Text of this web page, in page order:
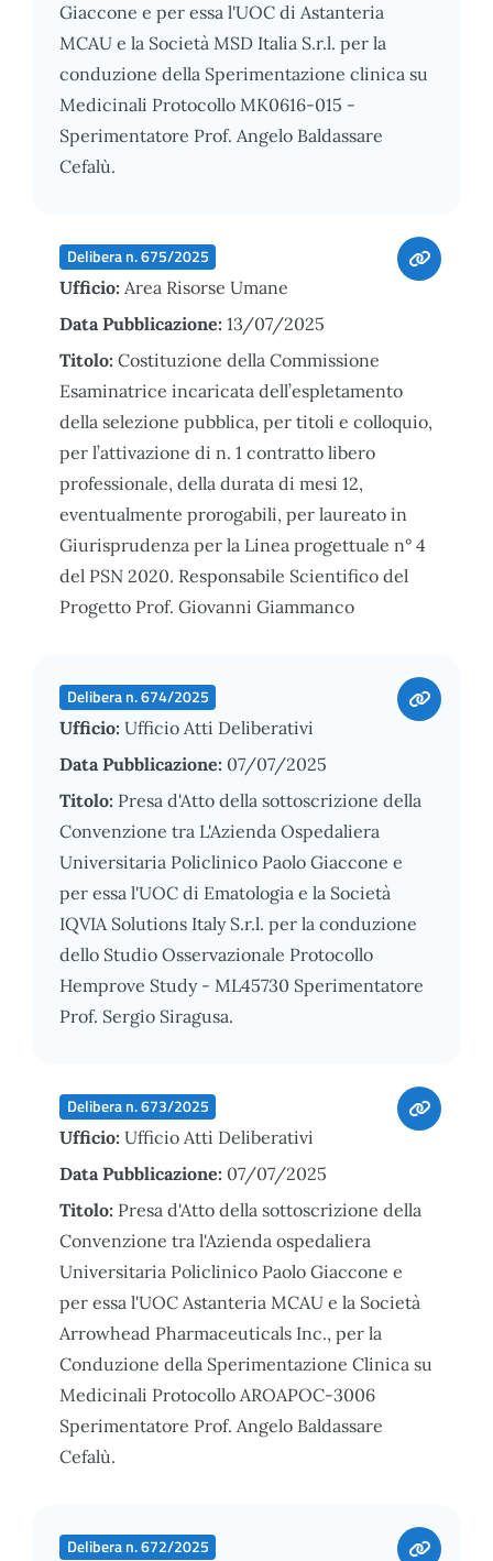
Giaccone e per essa l'UOC di Astanteria
MCAU e la Società MSD Italia S.r.l. per la
conduzione della Sperimentazione clinica su
Medicinali Protocollo MK0616-015 -
Sperimentatore Prof. Angelo Baldassare
Cefalù.
Delibera n. 675/2025
Ufficio: Area Risorse Umane
Data Pubblicazione: 13/07/2025
Titolo: Costituzione della Commissione
Esaminatrice incaricata dell’espletamento
della selezione pubblica, per titoli e colloquio,
per l’attivazione di n. 1 contratto libero
professionale, della durata di mesi 12,
eventualmente prorogabili, per laureato in
Giurisprudenza per la Linea progettuale n° 4
del PSN 2020. Responsabile Scientifico del
Progetto Prof. Giovanni Giammanco
Delibera n. 674/2025
Ufficio: Ufficio Atti Deliberativi
Data Pubblicazione: 07/07/2025
Titolo: Presa d'Atto della sottoscrizione della
Convenzione tra L'Azienda Ospedaliera
Universitaria Policlinico Paolo Giaccone e
per essa l'UOC di Ematologia e la Società
IQVIA Solutions Italy S.r.l. per la conduzione
dello Studio Osservazionale Protocollo
Hemprove Study - ML45730 Sperimentatore
Prof. Sergio Siragusa.
Delibera n. 673/2025
Ufficio: Ufficio Atti Deliberativi
Data Pubblicazione: 07/07/2025
Titolo: Presa d'Atto della sottoscrizione della
Convenzione tra l'Azienda ospedaliera
Universitaria Policlinico Paolo Giaccone e
per essa l'UOC Astanteria MCAU e la Società
Arrowhead Pharmaceuticals Inc., per la
Conduzione della Sperimentazione Clinica su
Medicinali Protocollo AROAPOC-3006
Sperimentatore Prof. Angelo Baldassare
Cefalù.
Delibera n. 672/2025